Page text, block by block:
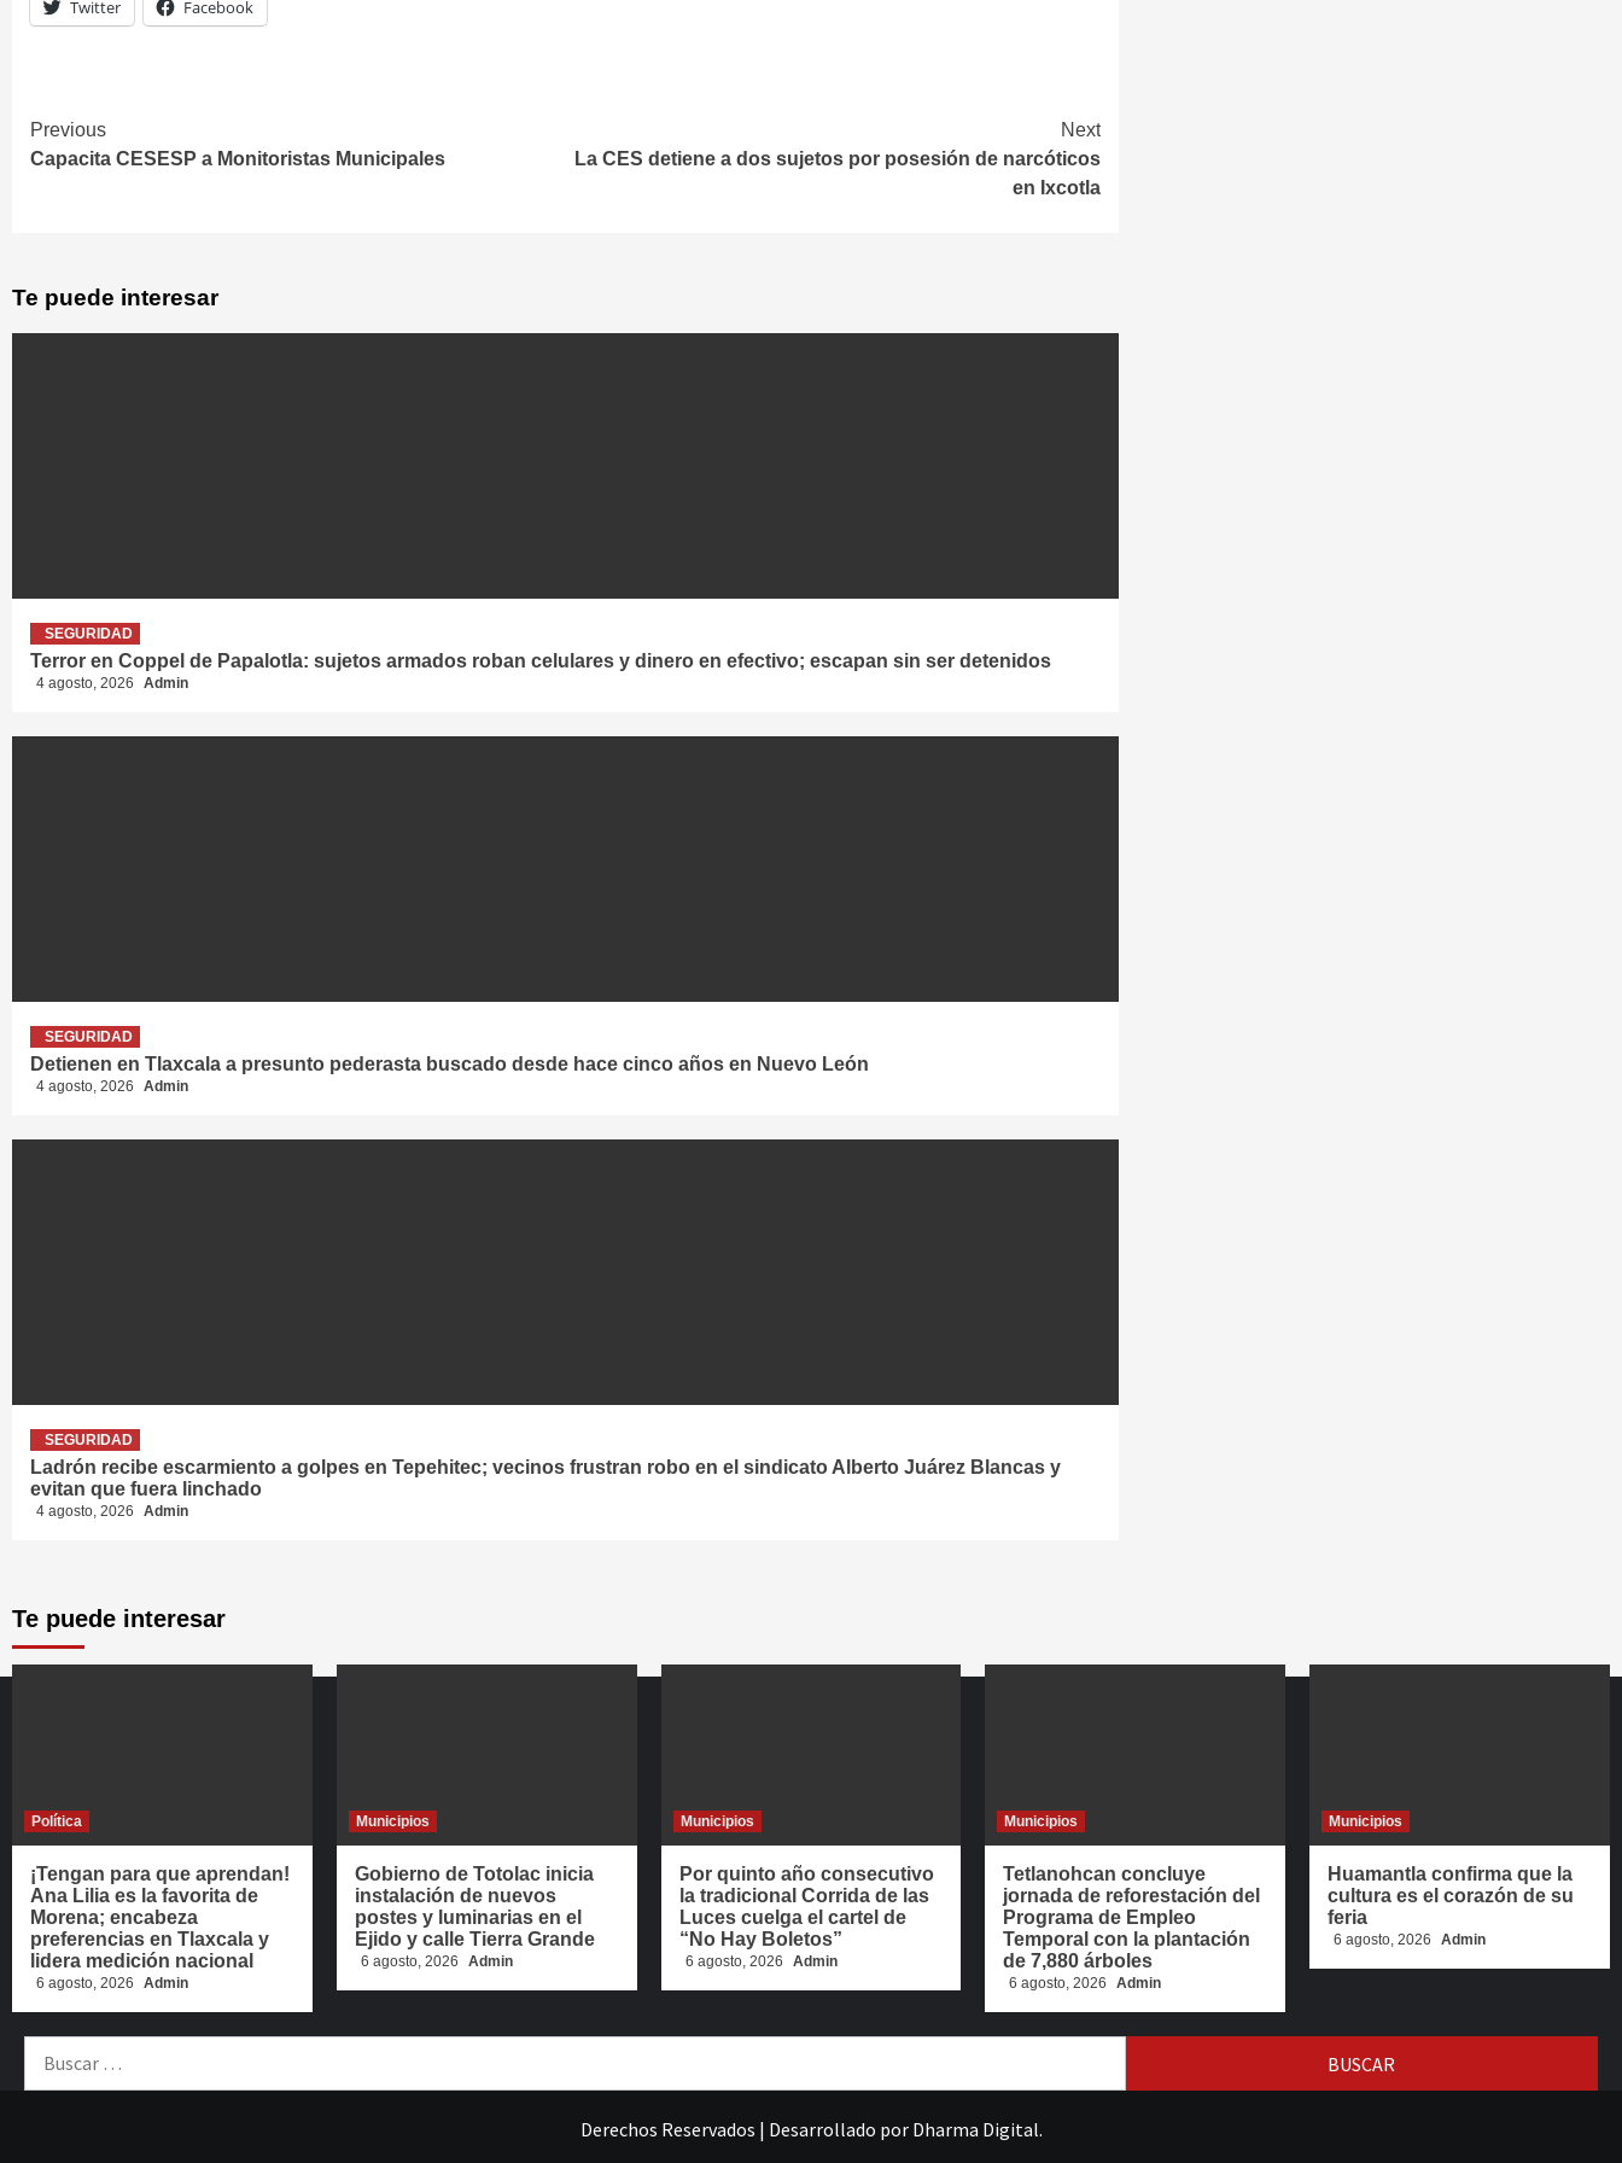
Twitter Facebook
Continue
Previous
Capacita CESESP a Monitoristas Municipales
Next
La CES detiene a dos sujetos por posesión de narcóticos
en Ixcotla
Te puede interesar
SEGURIDAD
Terror en Coppel de Papalotla: sujetos armados roban celulares y dinero en efectivo; escapan sin ser detenidos
4 agosto, 2026 Admin
SEGURIDAD
Detienen en Tlaxcala a presunto pederasta buscado desde hace cinco años en Nuevo León
4 agosto, 2026 Admin
SEGURIDAD
Ladrón recibe escarmiento a golpes en Tepehitec; vecinos frustran robo en el sindicato Alberto Juárez Blancas y
evitan que fuera linchado
4 agosto, 2026 Admin
Te puede interesar
Política
¡Tengan para que aprendan!
Ana Lilia es la favorita de
Morena; encabeza
preferencias en Tlaxcala y
lidera medición nacional
6 agosto, 2026 Admin
Municipios
Gobierno de Totolac inicia
instalación de nuevos
postes y luminarias en el
Ejido y calle Tierra Grande
6 agosto, 2026 Admin
Municipios
Por quinto año consecutivo
la tradicional Corrida de las
Luces cuelga el cartel de
“No Hay Boletos”
6 agosto, 2026 Admin
Municipios
Tetlanohcan concluye
jornada de reforestación del
Programa de Empleo
Temporal con la plantación
de 7,880 árboles
6 agosto, 2026 Admin
Municipios
Huamantla confirma que la
cultura es el corazón de su
feria
6 agosto, 2026 Admin
Derechos Reservados | Desarrollado por Dharma Digital.